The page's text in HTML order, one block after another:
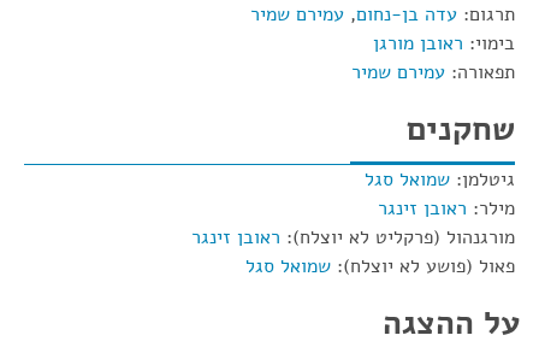
תרגום: עדה בן-נחום, עמירם שמיר
בימוי: ראובן מורגן
תפאורה: עמירם שמיר
שחקנים
גיטלמן: שמואל סגל
מילר: ראובן זינגר
מורגנהול (פרקליט לא יוצלח): ראובן זינגר
פאול (פושע לא יוצלח): שמואל סגל
על ההצגה